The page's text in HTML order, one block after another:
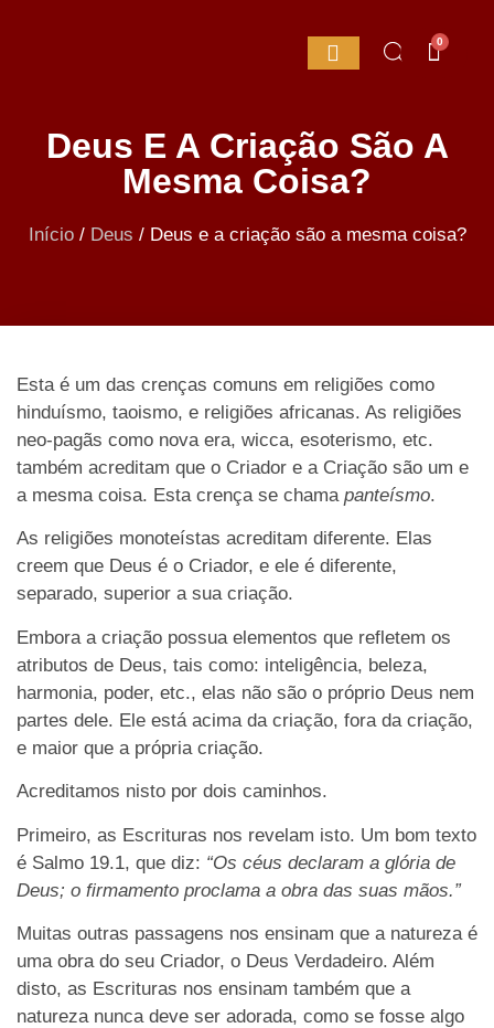
0
Deus E A Criação São A
Mesma Coisa?
Início/ Deus / Deus e a criação são a mesma coisa?
Esta é um das crenças comuns em religiões como
hinduísmo, taoismo, e religiões africanas. As religiões
neo-pagãs como nova era, wicca, esoterismo, etc.
também acreditam que o Criador e a Criação são um e
a mesma coisa. Esta crença se chama panteísmo.
As religiões monoteístas acreditam diferente. Elas
creem que Deus é o Criador, e ele é diferente,
separado, superior a sua criação.
Embora a criação possua elementos que refletem os
atributos de Deus, tais como: inteligência, beleza,
harmonia, poder, etc., elas não são o próprio Deus nem
partes dele. Ele está acima da criação, fora da criação,
e maior que a própria criação.
Acreditamos nisto por dois caminhos.
Primeiro, as Escrituras nos revelam isto. Um bom texto
é Salmo 19.1, que diz: “Os céus declaram a glória de
Deus; o firmamento proclama a obra das suas mãos.”
Muitas outras passagens nos ensinam que a natureza é
uma obra do seu Criador, o Deus Verdadeiro. Além
disto, as Escrituras nos ensinam também que a
natureza nunca deve ser adorada, como se fosse algo